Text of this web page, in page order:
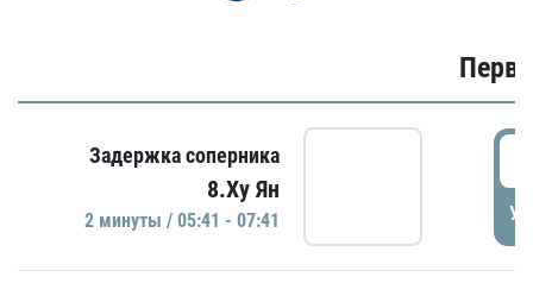
Задержка соперника
8.Ху Ян
2 минуты / 05:41 - 07:41